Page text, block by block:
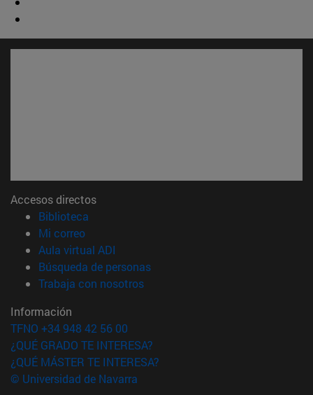
Accesos directos
Biblioteca
Mi correo(abre en nueva ventana)
Aula virtual ADI
Búsqueda de personas(abre en nueva ventana)
Trabaja con nosotros(abre en nueva ventana)
Información
TFNO +34 948 42 56 00
¿QUÉ GRADO TE INTERESA?
¿QUÉ MÁSTER TE INTERESA?
© Universidad de Navarra